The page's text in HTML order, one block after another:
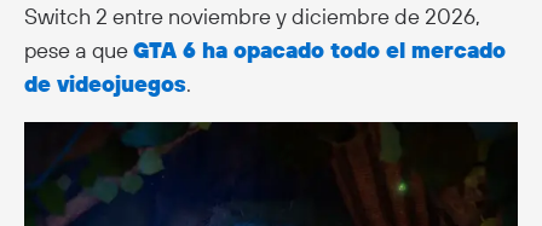
Switch 2 entre noviembre y diciembre de 2026,
pese a queGTA 6 ha opacado todo el mercado
de videojuegos.